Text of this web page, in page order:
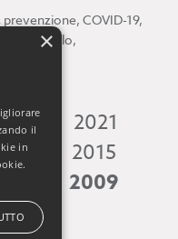
prevenzione, COVID-19,
cervello,
2022
2021
2016
2015
2009
×
il
in